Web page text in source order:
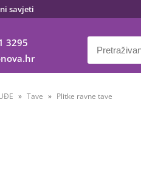
savjeti
3295
Tave Plitke ravne tave